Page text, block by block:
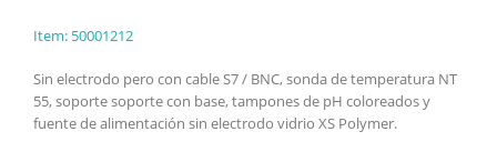
Item: 50001212
Sin electrodo pero con cable S7 / BNC, sonda de temperatura NT
55, soporte soporte con base, tampones de pH coloreados y
fuente de alimentación sin electrodo vidrio XS Polymer.